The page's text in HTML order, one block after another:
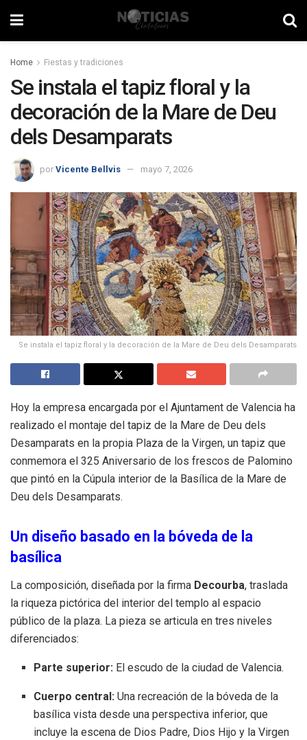
Home Fiestas y tradiciones
Se instala el tapiz floral y la
decoración de la Mare de Deu
dels Desamparats
por Vicente Bellvis mayo 7, 2026
Se instala el tapiz floral y la decoración de la Mare de Deu dels Desamparats
Hoy la empresa encargada por el Ajuntament de Valencia ha
realizado el montaje del tapiz de la Mare de Deu dels
Desamparats en la propia Plaza de la Virgen, un tapiz que
conmemora el 325 Aniversario de los frescos de Palomino
que pintó en la Cúpula interior de la Basílica de la Mare de
Deu dels Desamparats.
Un diseño basado en la bóveda de la
basílica
La composición, diseñada por la firma Decourba, traslada
la riqueza pictórica del interior del templo al espacio
público de la plaza. La pieza se articula en tres niveles
diferenciados:
Parte superior: El escudo de la ciudad de Valencia.
Cuerpo central: Una recreación de la bóveda de la
basílica vista desde una perspectiva inferior, que
incluye la escena de Dios Padre, Dios Hijo y la Virgen